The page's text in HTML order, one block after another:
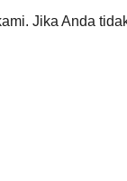
Jika Anda